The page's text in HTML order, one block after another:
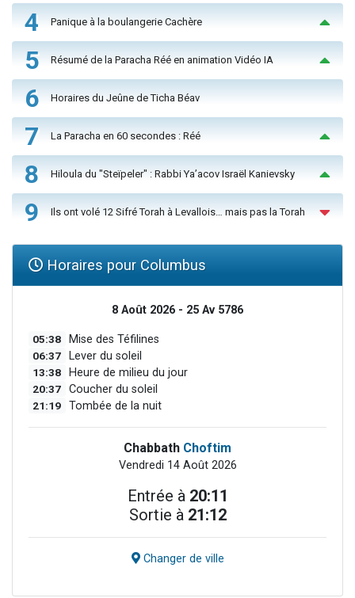
4 Panique à la boulangerie Cachère
5 Résumé de la Paracha Réé en animation Vidéo IA
6 Horaires du Jeûne de Ticha Béav
7 La Paracha en 60 secondes : Réé
8 Hiloula du "Steïpeler" : Rabbi Ya’acov Israël Kanievsky
9 Ils ont volé 12 Sifré Torah à Levallois… mais pas la Torah
Horaires pour Columbus
8 Août 2026 - 25 Av 5786
05:38 Mise des Téfilines
06:37 Lever du soleil
13:38 Heure de milieu du jour
20:37 Coucher du soleil
21:19 Tombée de la nuit
Chabbath Choftim
Vendredi 14 Août 2026
Entrée à 20:11
Sortie à 21:12
Changer de ville